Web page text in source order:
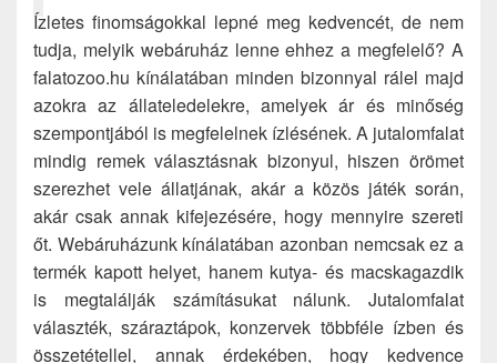
Ízletes finomságokkal lepné meg kedvencét, de nem
tudja, melyik webáruház lenne ehhez a megfelelő? A
falatozoo.hu kínálatában minden bizonnyal rálel majd
azokra az állateledelekre, amelyek ár és minőség
szempontjából is megfelelnek ízlésének. A jutalomfalat
mindig remek választásnak bizonyul, hiszen örömet
szerezhet vele állatjának, akár a közös játék során,
akár csak annak kifejezésére, hogy mennyire szereti
őt. Webáruházunk kínálatában azonban nemcsak ez a
termék kapott helyet, hanem kutya- és macskagazdik
is megtalálják számításukat nálunk. Jutalomfalat
választék, száraztápok, konzervek többféle ízben és
összetétellel, annak érdekében, hogy kedvence